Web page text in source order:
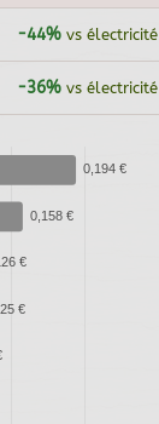
-44%vs électricité
-36%vs électricité